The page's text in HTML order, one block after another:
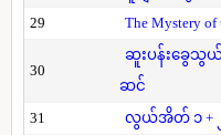
29 The Mystery of
30
ဆူးပန်းခွေသွ
ဆင်
31 လွယ်အိတ် ၁ + ၂